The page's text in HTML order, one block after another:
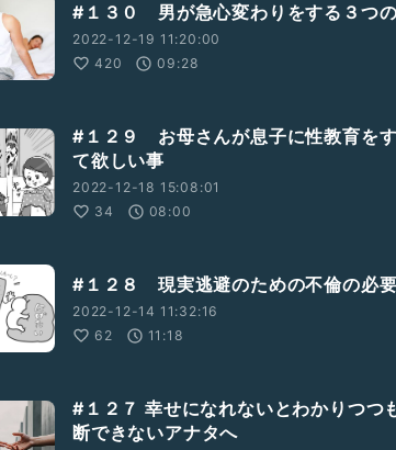
#１３０ 男が急心変わりをする３つ
2022-12-19 11:20:00
420
09:28
#１２９ お母さんが息子に性教育を
て欲しい事
2022-12-18 15:08:01
34
08:00
#１２８ 現実逃避のための不倫の必
2022-12-14 11:32:16
62
11:18
#１２７ 幸せになれないとわかりつつ
断できないアナタへ